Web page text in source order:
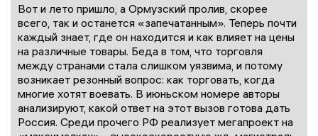
Вот и лето пришло, а Ормузский пролив, скорее
всего, так и останется «запечатанным». Теперь почти
каждый знает, где он находится и как влияет на цены
на различные товары. Беда в том, что торговля
между странами стала слишком уязвима, и потому
возникает резонный вопрос: как торговать, когда
многие хотят воевать. В июньском номере авторы
анализируют, какой ответ на этот вызов готова дать
Россия. Среди прочего РФ реализует мегапроект на